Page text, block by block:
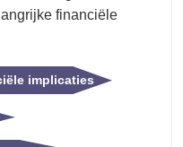
financiële
implicaties